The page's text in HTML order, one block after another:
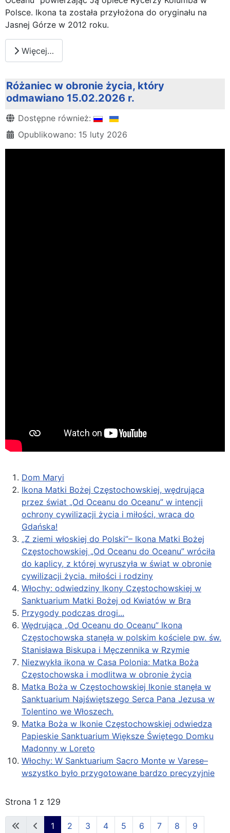
Polsce. Ikona ta została przyłożona do oryginału na
Jasnej Górze w 2012 roku.
Więcej…
Różaniec w obronie życia, który
odmawiano 15.02.2026 r.
Szczegóły
Dostępne również:
Opublikowano: 15 luty 2026
Dom Maryi
Ikona Matki Bożej Częstochowskiej, wędrująca
przez świat „Od Oceanu do Oceanu” w intencji
ochrony cywilizacji życia i miłości, wraca do
Gdańska!
„Z ziemi włoskiej do Polski”– Ikona Matki Bożej
Częstochowskiej „Od Oceanu do Oceanu” wróciła
do kaplicy, z której wyruszyła w świat w obronie
cywilizacji życia. miłości i rodziny
Włochy: odwiedziny Ikony Częstochowskiej w
Sanktuarium Matki Bożej od Kwiatów w Bra
Przygody podczas drogi...
Wędrująca „Od Oceanu do Oceanu” Ikona
Częstochowska stanęła w polskim kościele pw. św.
Stanisława Biskupa i Męczennika w Rzymie
Niezwykła ikona w Casa Polonia: Matka Boża
Częstochowska i modlitwa w obronie życia
Matka Boża w Częstochowskiej Ikonie stanęła w
Sanktuarium Najświętszego Serca Pana Jezusa w
Tolentino we Włoszech.
Matka Boża w Ikonie Częstochowskiej odwiedza
Papieskie Sanktuarium Większe Świętego Domku
Madonny w Loreto
Włochy: W Sanktuarium Sacro Monte w Varese–
wszystko było przygotowane bardzo precyzyjnie
Strona 1 z 129
1 2 3 4 5 6 7 8
9